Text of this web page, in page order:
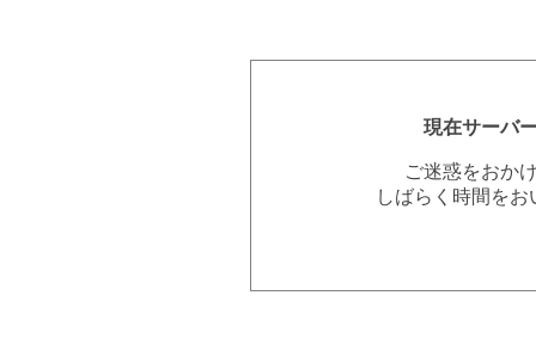
現在サーバ
ご迷惑をおか
しばらく時間を